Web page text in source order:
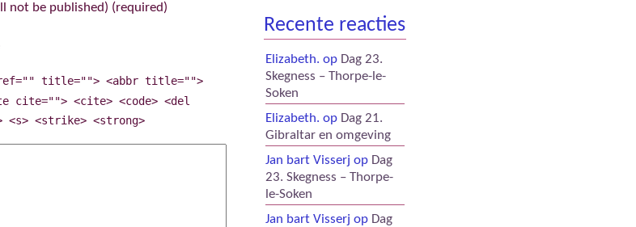
not be published) (required)
title=""> <abbr title="">
cite=""> <cite> <code> <del
<s> <strike> <strong>
Recente reacties
Elizabeth. op Dag 23.
Skegness – Thorpe-le-
Soken
Elizabeth. op Dag 21.
Gibraltar en omgeving
Jan bart Visserj op Dag
23. Skegness – Thorpe-
le-Soken
Jan bart Visserj op Dag